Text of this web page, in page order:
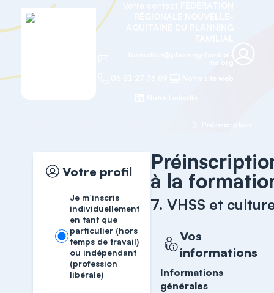
Votre profil
Je m’inscris
individuellement
en tant que
particulier (hors
temps de travail)
ou indépendant
(profession
libérale)
à la
7. VHSS et
Vos
informations
Informations
générales